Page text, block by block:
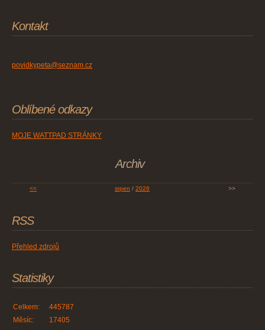
Kontakt
povidkypeta@seznam.cz
Oblíbené odkazy
MOJE WATTPAD STRÁNKY
Archiv
<< srpen / 2026 >>
RSS
Přehled zdrojů
Statistiky
Celkem:
445787
Měsíc:
17405